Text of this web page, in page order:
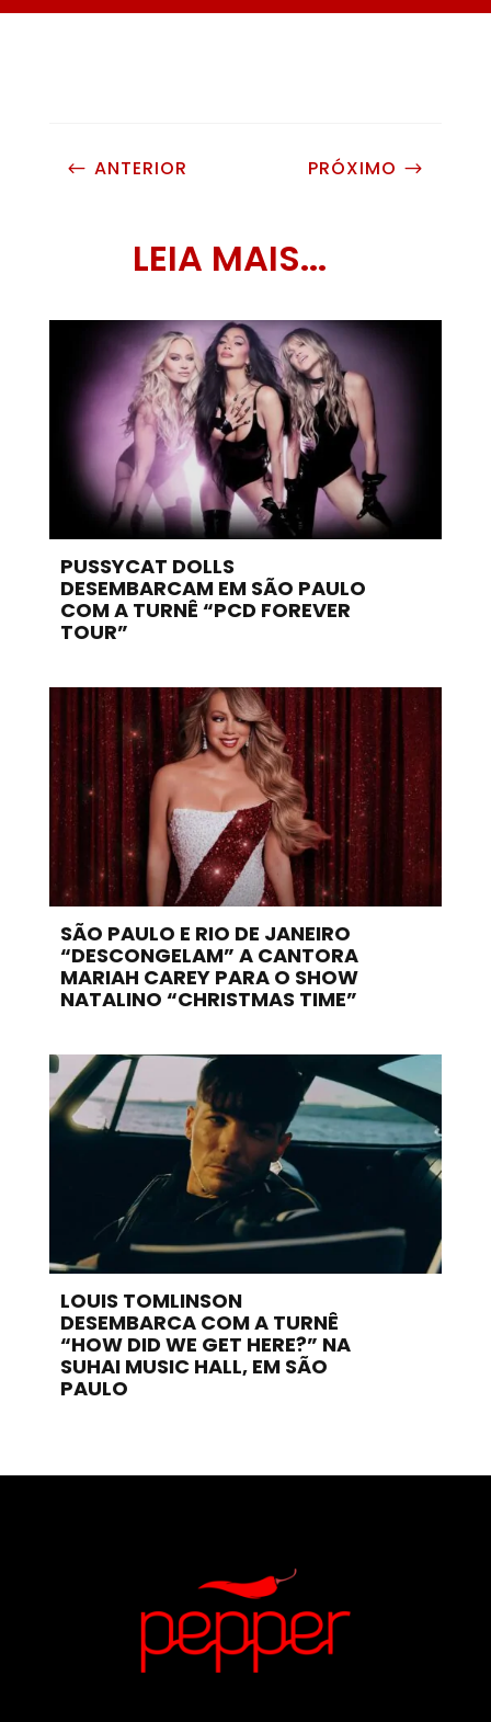
# ANTERIOR PRÓXIMO $
LEIA MAIS...
PUSSYCAT DOLLS
DESEMBARCAM EM SÃO PAULO
COM A TURNÊ “PCD FOREVER
TOUR”
SÃO PAULO E RIO DE JANEIRO
“DESCONGELAM” A CANTORA
MARIAH CAREY PARA O SHOW
NATALINO “CHRISTMAS TIME”
LOUIS TOMLINSON
DESEMBARCA COM A TURNÊ
“HOW DID WE GET HERE?” NA
SUHAI MUSIC HALL, EM SÃO
PAULO